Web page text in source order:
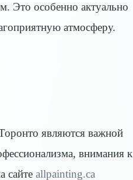
Это особенно актуально
атмосферу.
являются важной
внимания к
сайте allpainting.ca